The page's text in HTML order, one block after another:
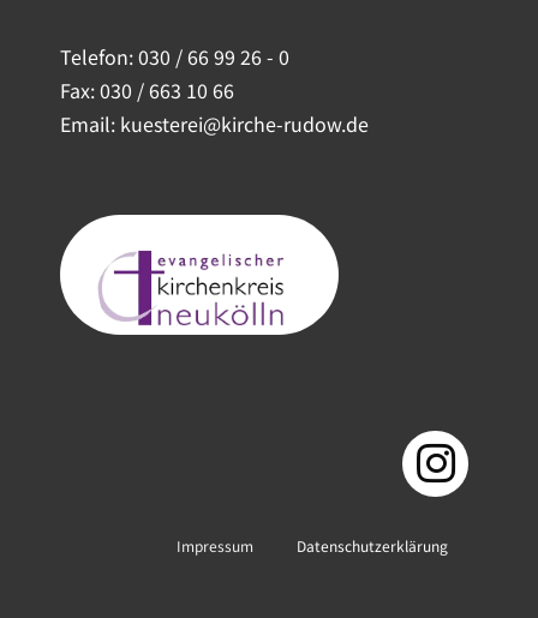
Telefon:030 / 66 99 26 - 0
Fax: 030 / 663 10 66
Email: kuesterei@kirche-rudow.de
Impressum Datenschutzerklärung